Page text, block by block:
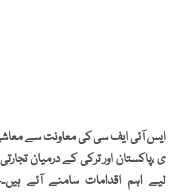
ایس آئی ایف سی کی معاونت سے معاشی
ی ،پاکستان اور ترکی کے درمیان
لیے اہم اقدامات سامنے آئے